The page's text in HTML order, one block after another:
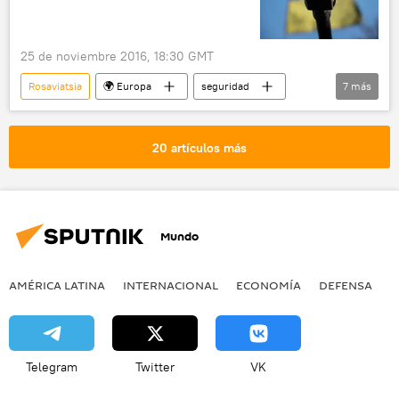
25 de noviembre 2016, 18:30 GMT
Rosaviatsia 🌍 Europa
seguridad
Defensa
Internacional
Rusia
noticias
7 más
20 artículos más
Mundo
AMÉRICA LATINA INTERNACIONAL ECONOMÍA DEFENSA
Telegram Twitter VK